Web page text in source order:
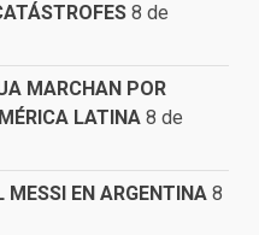
8 de
MARCHAN POR
LATINA 8 de
MESSI EN ARGENTINA 8